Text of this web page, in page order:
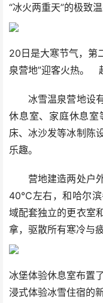
“冰火两重天”的极致温
20日是大寒节气，第
泉营地”迎客火热。
冰雪温泉营地设有
休息室、家庭休息
床、冰沙发等冰制陈
乐趣。
营地建造两处户外
40℃左右，和哈尔滨
域配套独立的更衣室
拿，驱散所有寒冷与疲
冰堡体验休息室布置
浸式体验冰雪住宿的